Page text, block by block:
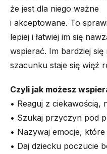
że jest dla niego ważne
i akceptowane. To
lepiej i łatwiej im się
wspierać. Im bardziej się
szacunku staje się więź
Czyli jak możesz
• Reaguj z ciekawością,
• Szukaj przyczyn pod
• Nazywaj emocje, które
• Daj dziecku poczucie